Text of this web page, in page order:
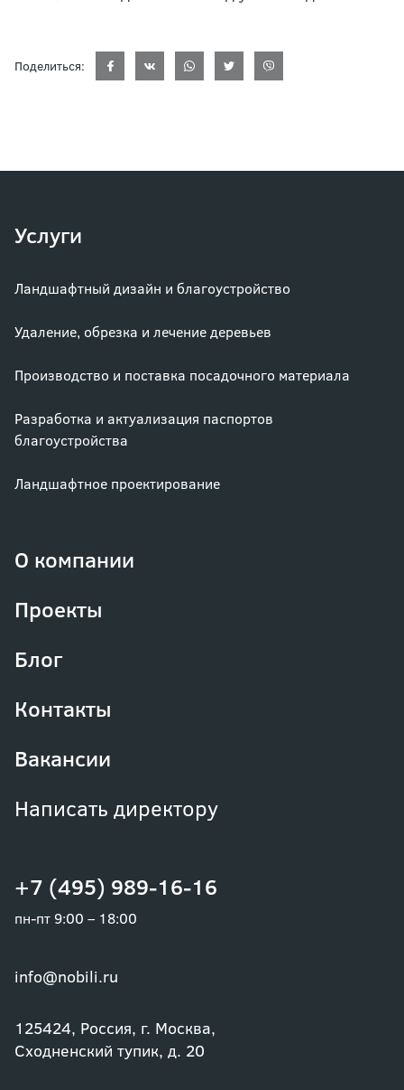
Поделиться:
+7 (495) 989-16-16
пн-пт 9:00 – 18:00
info@nobili.ru
125424, Россия, г. Москва,
Сходненский тупик, д. 20
Услуги
Ландшафтный дизайн и благоустройство
Удаление, обрезка и лечение деревьев
Производство и поставка посадочного материала
Разработка и актуализация паспортов
благоустройства
Ландшафтное проектирование
О компании
Проекты
Блог
Контакты
Вакансии
Написать директору